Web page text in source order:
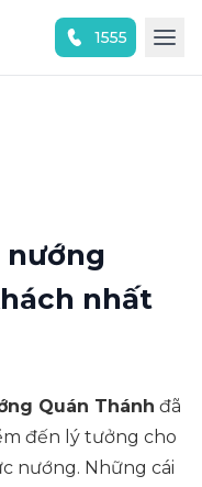
1555
nướng
nhất
Quán Thánh đã
đến lý tưởng cho
nướng. Những cái